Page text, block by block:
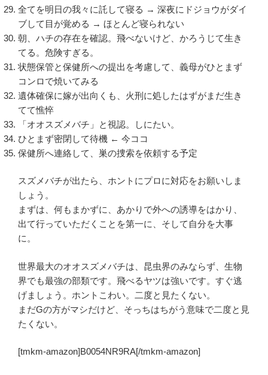
全てを明日の我々に託して寝る → 深夜にドジョウがダイ
ブして目が覚める → ほとんど寝られない
朝、ハチの存在を確認。飛べないけど、かろうじて生き
てる。危険すぎる。
状態保管と保健所への提出を考慮して、義母がひとまず
コンロで焼いてみる
遺体確保に嫁が出向くも、火刑に処したはずがまだ生き
てて憔悴
「オオスズメバチ」と視認。しにたい。
ひとまず密閉して待機 ← 今ココ
保健所へ連絡して、巣の捜索を依頼する予定
スズメバチが出たら、ホントにプロに対応をお願いしま
しょう。
まずは、何もまかずに、あかりで外への誘導をはかり、
出て行っていただくことを第一に、そして自分を大事
に。
世界最大のオオスズメバチは、昆虫界のみならず、生物
界でも最強の部類です。飛べるヤツは強いです。すぐ逃
げましょう。ホントこわい。二度と見たくない。
まだGの方がマシだけど、そっちはちがう意味で二度と見
たくない。
[tmkm-amazon]B0054NR9RA[/tmkm-amazon]